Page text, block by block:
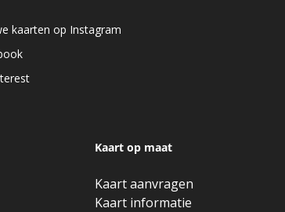
kaarten op Instagram
Kaart op maat
Kaart aanvragen
Kaart informatie